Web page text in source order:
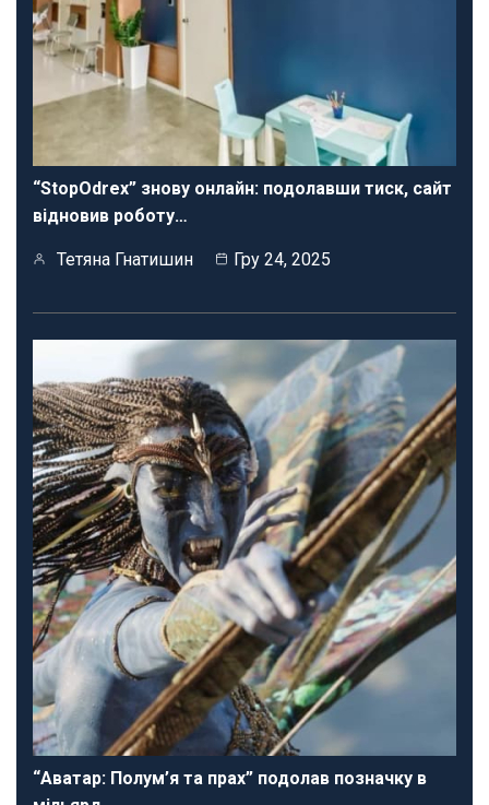
“StopOdrex” знову онлайн: подолавши тиск, сайт
відновив роботу…
Тетяна Гнатишин Гру 24, 2025
“Аватар: Полум’я та прах” подолав позначку в